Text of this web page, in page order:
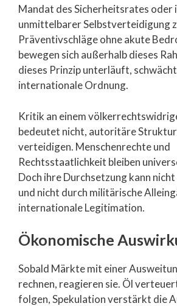
Mandat des Sicherheitsrates oder
unmittelbarer Selbstverteidigung
Präventivschläge ohne akute
bewegen sich außerhalb dieses
dieses Prinzip unterläuft,
internationale Ordnung.
Kritik an einem
bedeutet nicht, autoritäre
verteidigen. Menschenrechte und
Rechtsstaatlichkeit bleiben
Doch ihre Durchsetzung kann
und nicht durch militärische
internationale Legitimation.
Ökonomische
Sobald Märkte mit einer
rechnen, reagieren sie. Öl
folgen, Spekulation verstärkt die